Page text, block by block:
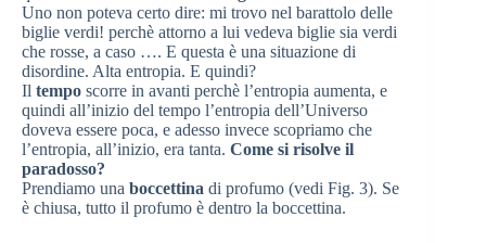
Uno non poteva certo dire: mi trovo nel barattolo delle
biglie verdi! perchè attorno a lui vedeva biglie sia verdi
che rosse, a caso …. E questa è una situazione di
disordine. Alta entropia. E quindi?
Il tempo scorre in avanti perchè l’entropia aumenta, e
quindi all’inizio del tempo l’entropia dell’Universo
doveva essere poca, e adesso invece scopriamo che
l’entropia, all’inizio, era tanta. Come si risolve il
paradosso?
Prendiamo una boccettina di profumo (vedi Fig. 3). Se
è chiusa, tutto il profumo è dentro la boccettina.